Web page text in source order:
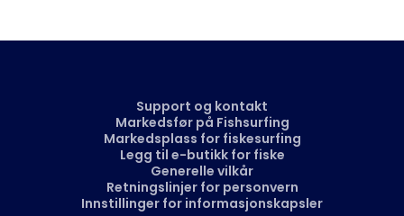
Support og kontakt
Markedsfør på Fishsurfing
Markedsplass for fiskesurfing
Legg til e-butikk for fiske
Generelle vilkår
Retningslinjer for personvern
Innstillinger for informasjonskapsler